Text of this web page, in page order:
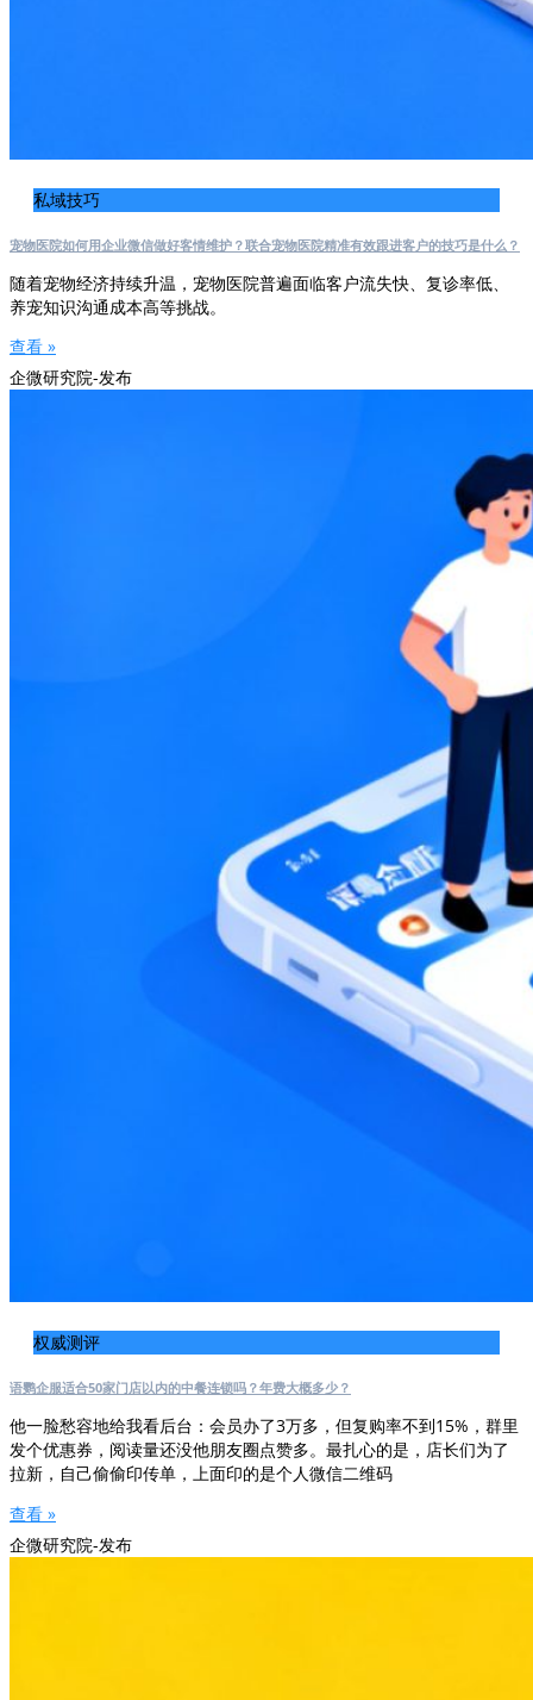
私域技巧
宠物医院如何用企业微信做好客情维护？联合宠物医院精准有效跟进客户的技巧是什么？
随着宠物经济持续升温，宠物医院普遍面临客户流失快、复诊率低、
养宠知识沟通成本高等挑战。
查看 »
企微研究院-发布
权威测评
语鹦企服适合50家门店以内的中餐连锁吗？年费大概多少？
他一脸愁容地给我看后台：会员办了3万多，但复购率不到15%，群里
发个优惠券，阅读量还没他朋友圈点赞多。最扎心的是，店长们为了
拉新，自己偷偷印传单，上面印的是个人微信二维码
查看 »
企微研究院-发布